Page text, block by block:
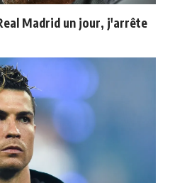
Madrid un jour, j'arrête